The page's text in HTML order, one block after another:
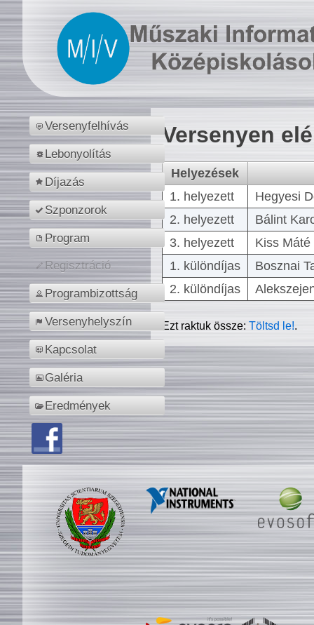
Versenyfelhívás
Lebonyolítás
Díjazás
Szponzorok
Program
Regisztráció
Programbizottság
Versenyhelyszín
Kapcsolat
Galéria
Eredmények
Versenyen
Helyezések
1. helyezett
Hegyesi
2. helyezett
Bálint
3. helyezett
Kiss
1. különdíjas
Bosznai
2. különdíjas
Ezt raktuk össze:Töltsd le!.